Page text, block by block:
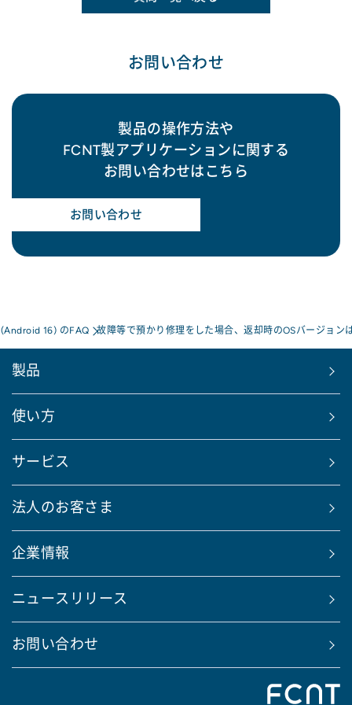
お問い合わせ
製品の操作方法や
FCNT製アプリケーションに関する
お問い合わせはこちら
お問い合わせ
16) のFAQ 故障等で預かり修理をした場合、返却時のOSバージョン
製品
使い方
サービス
法人のお客さま
企業情報
ニュースリリース
お問い合わせ